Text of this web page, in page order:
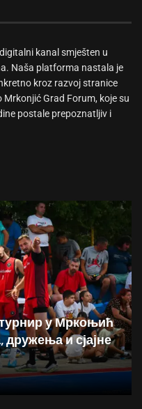
kanal smješten u
Naša platforma nastala je
kroz razvoj stranice
Grad Forum, koje su
postale prepoznatljiv i
у Мркоњић
дружења и сјајне